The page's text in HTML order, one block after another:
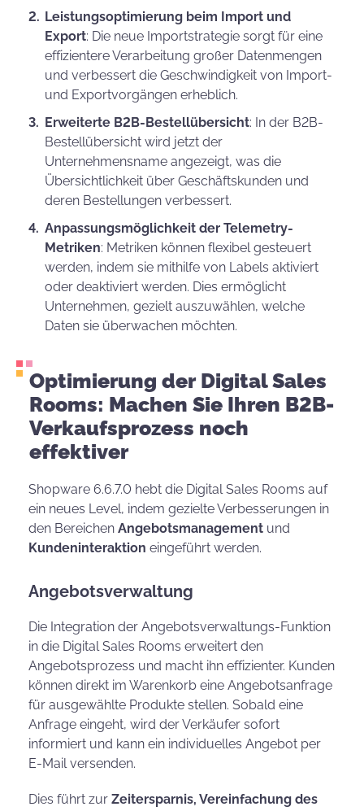
Leistungsoptimierung beim Import und
Export: Die neue Importstrategie sorgt für eine
effizientere Verarbeitung großer Datenmengen
und verbessert die Geschwindigkeit von Import-
und Exportvorgängen erheblich.
Erweiterte B2B-Bestellübersicht: In der B2B-
Bestellübersicht wird jetzt der
Unternehmensname angezeigt, was die
Übersichtlichkeit über Geschäftskunden und
deren Bestellungen verbessert.
Anpassungsmöglichkeit der Telemetry-
Metriken: Metriken können flexibel gesteuert
werden, indem sie mithilfe von Labels aktiviert
oder deaktiviert werden. Dies ermöglicht
Unternehmen, gezielt auszuwählen, welche
Daten sie überwachen möchten.
Optimierung der Digital Sales
Rooms: Machen Sie Ihren B2B-
Verkaufsprozess noch
effektiver
Shopware 6.6.7.0 hebt die Digital Sales Rooms auf
ein neues Level, indem gezielte Verbesserungen in
den Bereichen Angebotsmanagement und
Kundeninteraktion eingeführt werden.
Angebotsverwaltung
Die Integration der Angebotsverwaltungs-Funktion
in die Digital Sales Rooms erweitert den
Angebotsprozess und macht ihn effizienter. Kunden
können direkt im Warenkorb eine Angebotsanfrage
für ausgewählte Produkte stellen. Sobald eine
Anfrage eingeht, wird der Verkäufer sofort
informiert und kann ein individuelles Angebot per
E-Mail versenden.
Dies führt zur Zeitersparnis, Vereinfachung des